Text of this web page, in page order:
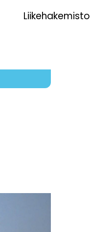
Liikehakemisto